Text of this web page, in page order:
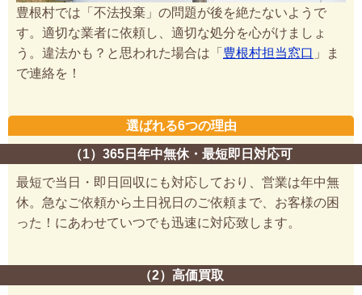
豊根村では「不法投棄」の問題が後を絶たないようで
す。適切な業者に依頼し、適切な処分を心がけましょ
う。違法かも？と思われた場合は「 豊根村担当窓口 」ま
で連絡を！
選ばれる6つの理由
（1）365日年中無休・最短即日対応可
最短で当日・即日回収にも対応しており、営業は年中無
休。急なご依頼から土日祝日のご依頼まで、お客様の困
った！にあわせていつでも迅速に対応致します。
（2）高価買取